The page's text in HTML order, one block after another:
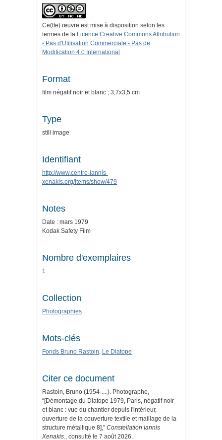
Ce(tte) œuvre est mise à disposition selon les
termes de la Licence Creative Commons Attribution
- Pas d'Utilisation Commerciale - Pas de
Modification 4.0 International
Format
film négatif noir et blanc ; 3,7x3,5 cm
Type
still image
Identifiant
http://www.centre-iannis-
xenakis.org/items/show/479
Notes
Date : mars 1979
Kodak Safety Film
Nombre d'exemplaires
1
Collection
Photographies
Mots-clés
Fonds Bruno Rastoin, Le Diatope
Citer ce document
Rastoin, Bruno (1954-....). Photographe,
“[Démontage du Diatope 1979, Paris, négatif noir
et blanc : vue du chantier depuis l'intérieur,
ouverture de la couverture textile et maillage de la
structure métallique 8],” Constellation Iannis
Xenakis., consulté le 7 août 2026,